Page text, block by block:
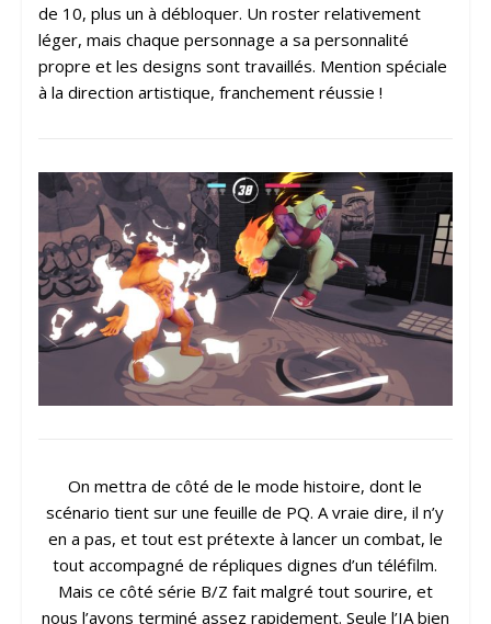
de 10, plus un à débloquer. Un roster relativement
léger, mais chaque personnage a sa personnalité
propre et les designs sont travaillés. Mention spéciale
à la direction artistique, franchement réussie !
On mettra de côté de le mode histoire, dont le
scénario tient sur une feuille de PQ. A vraie dire, il n’y
en a pas, et tout est prétexte à lancer un combat, le
tout accompagné de répliques dignes d’un téléfilm.
Mais ce côté série B/Z fait malgré tout sourire, et
nous l’avons terminé assez rapidement. Seule l’IA bien